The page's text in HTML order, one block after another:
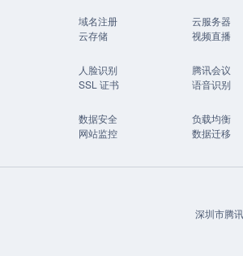
域名注册 云服务器
云存储
视频直播
人脸识别 腾讯会议
SSL 证书
语音识别
数据安全 负载均衡
网站监控
数据迁移
深圳市腾